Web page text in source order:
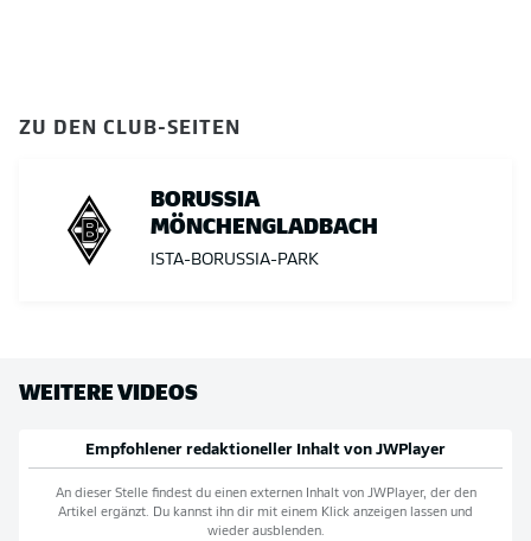
ZU DEN CLUB-SEITEN
BORUSSIA
MÖNCHENGLADBACH
ISTA-BORUSSIA-PARK
WEITERE VIDEOS
Empfohlener redaktioneller Inhalt von JWPlayer
An dieser Stelle findest du einen externen Inhalt von JWPlayer, der den
Artikel ergänzt. Du kannst ihn dir mit einem Klick anzeigen lassen und
wieder ausblenden.